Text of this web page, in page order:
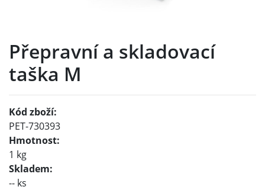
Přepravní a skladovací
taška M
Kód zboží:
PET-730393
Hmotnost:
1 kg
Skladem:
-- ks